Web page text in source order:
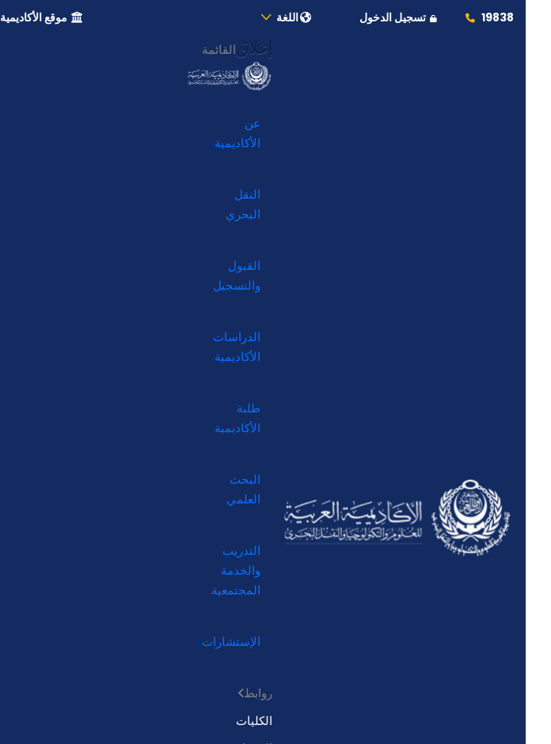
19838 تسجيل الدخول اللغة موقع الأكاديمية
إغلاق القائمة
عن
الأكاديمية
النقل
البحري
القبول
والتسجيل
الدراسات
الأكاديمية
طلبة
الأكاديمية
البحث
العلمي
التدريب
والخدمة
المجتمعية
الإستشارات
روابط
الكليات